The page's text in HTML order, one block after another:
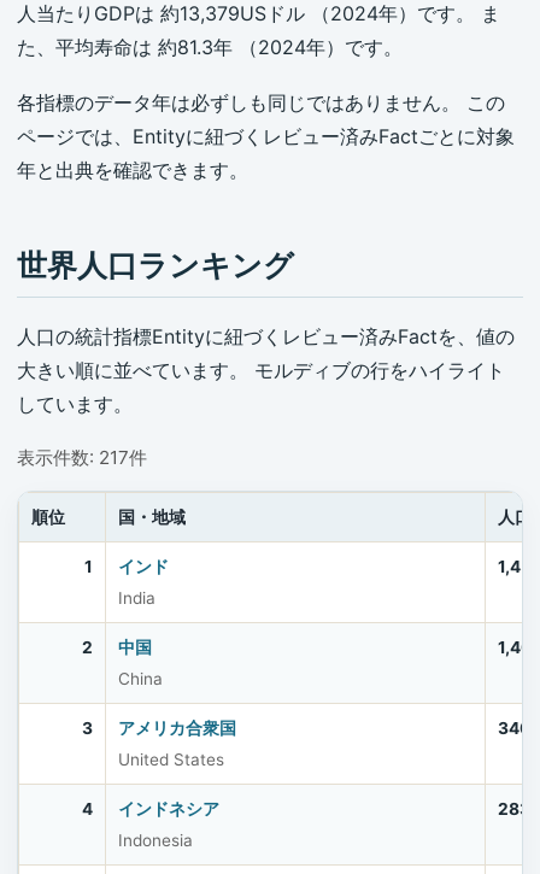
人当たりGDPは 約13,379USドル （2024年）です。 ま
た、平均寿命は 約81.3年 （2024年）です。
各指標のデータ年は必ずしも同じではありません。 この
ページでは、Entityに紐づくレビュー済みFactごとに対象
年と出典を確認できます。
世界人口ランキング
人口の統計指標Entityに紐づくレビュー済みFactを、値の
大きい順に並べています。 モルディブの行をハイライト
しています。
表示件数: 217件
順位 国・地域 人口
1
インド
India
2
中国
China
3
アメリカ合衆国
United States
4
インドネシア
Indonesia